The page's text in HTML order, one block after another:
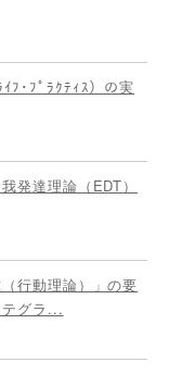
ﾌ･ﾌﾟﾗｸﾃｨｽ）の実
発達理論（EDT）
行動理論）」の要
グラ...